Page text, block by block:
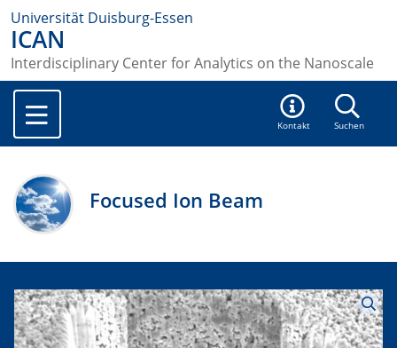
Universität Duisburg-Essen
ICAN
Interdisciplinary Center for Analytics on the Nanoscale
Kontakt Suchen
Focused Ion Beam